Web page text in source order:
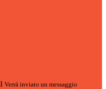
Verrà inviato un messaggio